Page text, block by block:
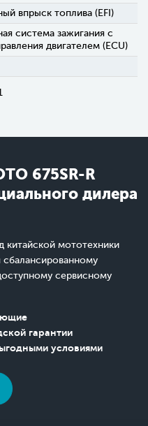
впрыск топлива (EFI)
система зажигания с
двигателем (ECU)
675SR-R
дилера
мототехники
сбалансированному
сервисному
гарантии
условиями